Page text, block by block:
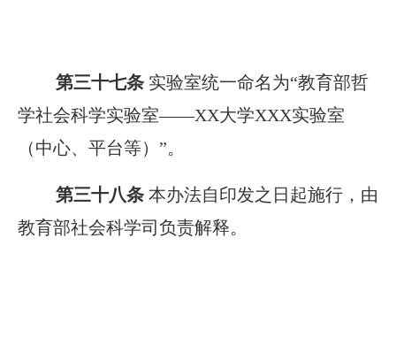
第三十七条 实验室统一命名为“教育部哲
学社会科学实验室——XX大学XXX实验室
（中心、平台等）”。
第三十八条 本办法自印发之日起施行，由
教育部社会科学司负责解释。